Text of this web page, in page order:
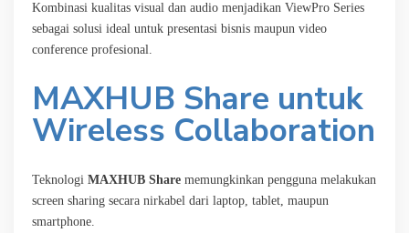
Kombinasi kualitas visual dan audio menjadikan ViewPro Series
sebagai solusi ideal untuk presentasi bisnis maupun video
conference profesional.
MAXHUB Share untuk
Wireless Collaboration
Teknologi MAXHUB Share memungkinkan pengguna melakukan
screen sharing secara nirkabel dari laptop, tablet, maupun
smartphone.